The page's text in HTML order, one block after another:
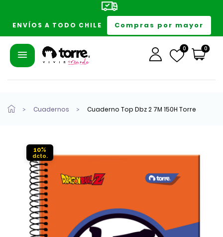
ENVÍOS A TODO CHILE Compras por mayor
0 0
Cuadernos Cuaderno Top Dbz 2 7M 150H Torre
10%